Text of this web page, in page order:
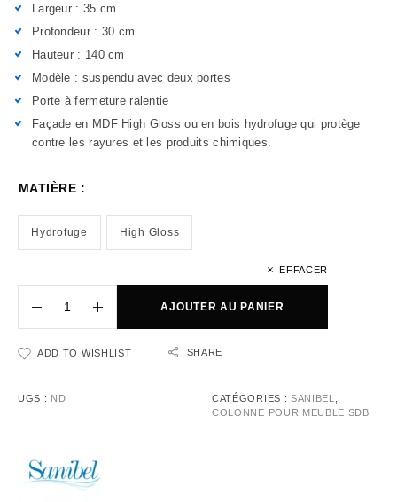
Largeur : 35 cm
Profondeur : 30 cm
Hauteur : 140 cm
Modèle : suspendu avec deux portes
Porte à fermeture ralentie
Façade en MDF High Gloss ou en bois hydrofuge qui protège
contre les rayures et les produits chimiques.
MATIÈRE :
Hydrofuge High Gloss
EFFACER
AJOUTER AU PANIER
ADD TO WISHLIST SHARE
UGS : ND CATÉGORIES : SANIBEL
COLONNE POUR MEUBLE SDB